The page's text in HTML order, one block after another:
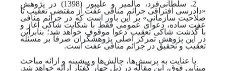
2. سلطانی‌فرد، مالمیر و علیپور (1398) در پژوهش
«دادرسی افتراقی جرائم منافی عفت از مقتضی تعقیب تا
صلاحیت سازمانی» بر این باور است که در جرائم منافی
عفت ساده، دعوای عمومی فقط با شکایت شاکی آغاز و
با گذشت شاکی تعقیب دعوا موقوف خواهد شد؛ بنابراین
در این پژوهش تمرکز اصلی پژوهشگران صرفاً بر مسئله
تعقیب و تحقیق در جرائم منافی عفت است.
با عنایت به پرسش‌ها، چالش‌ها و پیشینه و ارائه مباحث
مبنایی فوق، این مقاله در ذیل چهار گفتار ارائه خواهد شد.